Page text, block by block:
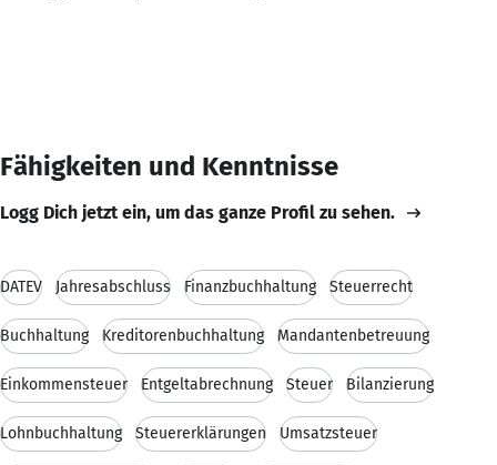
Fähigkeiten und Kenntnisse
Logg Dich jetzt ein, um das ganze Profil zu sehen.
DATEV Jahresabschluss Finanzbuchhaltung Steuerrecht
Buchhaltung Kreditorenbuchhaltung Mandantenbetreuung
Einkommensteuer Entgeltabrechnung Steuer Bilanzierung
Lohnbuchhaltung Steuererklärungen Umsatzsteuer